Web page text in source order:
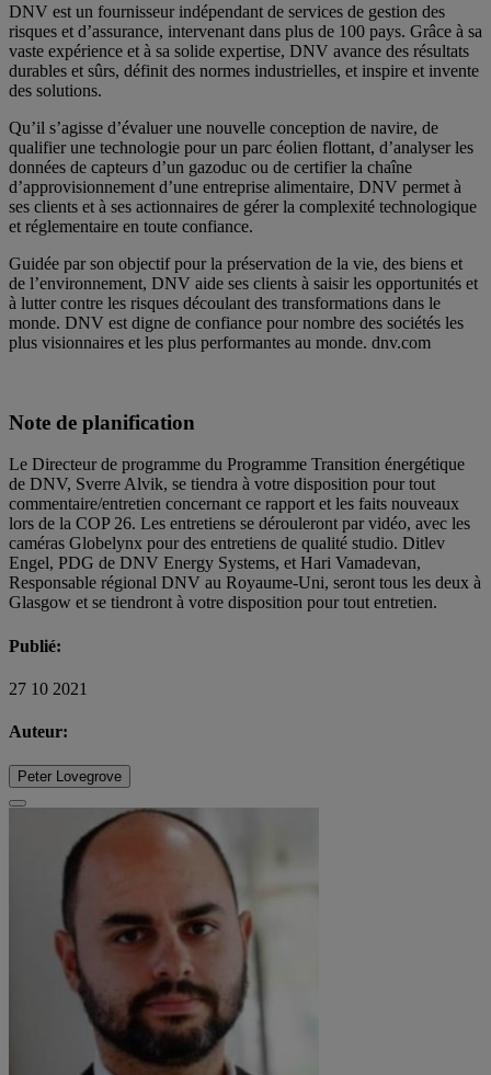
DNV est un fournisseur indépendant de services de gestion des
risques et d’assurance, intervenant dans plus de 100 pays. Grâce à sa
vaste expérience et à sa solide expertise, DNV avance des résultats
durables et sûrs, définit des normes industrielles, et inspire et invente
des solutions.
Qu’il s’agisse d’évaluer une nouvelle conception de navire, de
qualifier une technologie pour un parc éolien flottant, d’analyser les
données de capteurs d’un gazoduc ou de certifier la chaîne
d’approvisionnement d’une entreprise alimentaire, DNV permet à
ses clients et à ses actionnaires de gérer la complexité technologique
et réglementaire en toute confiance.
Guidée par son objectif pour la préservation de la vie, des biens et
de l’environnement, DNV aide ses clients à saisir les opportunités et
à lutter contre les risques découlant des transformations dans le
monde. DNV est digne de confiance pour nombre des sociétés les
plus visionnaires et les plus performantes au monde. dnv.com
Note de planification
Le Directeur de programme du Programme Transition énergétique
de DNV, Sverre Alvik, se tiendra à votre disposition pour tout
commentaire/entretien concernant ce rapport et les faits nouveaux
lors de la COP 26. Les entretiens se dérouleront par vidéo, avec les
caméras Globelynx pour des entretiens de qualité studio. Ditlev
Engel, PDG de DNV Energy Systems, et Hari Vamadevan,
Responsable régional DNV au Royaume-Uni, seront tous les deux à
Glasgow et se tiendront à votre disposition pour tout entretien.
Publié:
27 10 2021
Auteur:
Peter Lovegrove